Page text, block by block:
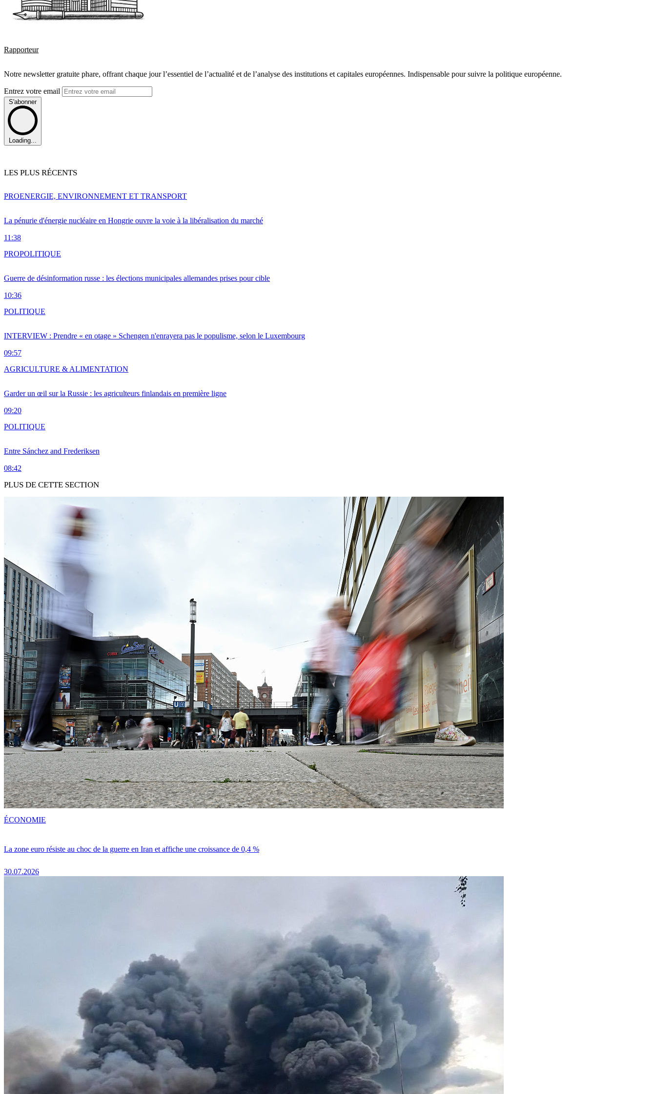
Rapporteur
Notre newsletter gratuite phare, offrant chaque jour l’essentiel de l’actualité et de l’analyse des institutions et capitales européennes. Indispensable pour suivre la politique européenne.
Entrez votre email
S'abonner
Loading...
LES PLUS RÉCENTS
La pénurie d'énergie nucléaire en Hongrie ouvre la voie à la libéralisation du marché
11:38
PROENERGIE, ENVIRONNEMENT ET TRANSPORT
Guerre de désinformation russe : les élections municipales allemandes prises pour cible
10:36
PROPOLITIQUE
INTERVIEW : Prendre « en otage » Schengen n'enrayera pas le populisme, selon le Luxembourg
09:57
POLITIQUE
Garder un œil sur la Russie : les agriculteurs finlandais en première ligne
09:20
AGRICULTURE & ALIMENTATION
Entre Sánchez and Frederiksen
08:42
POLITIQUE
PLUS DE CETTE SECTION
La zone euro résiste au choc de la guerre en Iran et affiche une croissance de 0,4 %
30.07.2026
ÉCONOMIE